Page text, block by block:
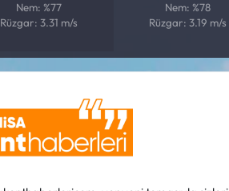
Nem: %77
Rüzgar: 3.31 m/s
Nem: %78
Rüzgar: 3.19 m/s